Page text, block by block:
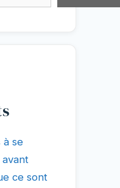
à se
avant
ce sont